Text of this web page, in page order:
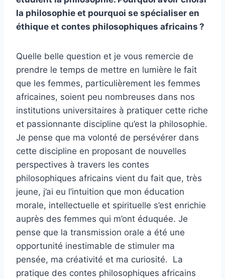
la philosophie et pourquoi se spécialiser en
éthique et contes philosophiques africains ?
Quelle belle question et je vous remercie de
prendre le temps de mettre en lumière le fait
que les femmes, particulièrement les femmes
africaines, soient peu nombreuses dans nos
institutions universitaires à pratiquer cette riche
et passionnante discipline qu’est la philosophie.
Je pense que ma volonté de persévérer dans
cette discipline en proposant de nouvelles
perspectives à travers les contes
philosophiques africains vient du fait que, très
jeune, j’ai eu l’intuition que mon éducation
morale, intellectuelle et spirituelle s’est enrichie
auprès des femmes qui m’ont éduquée. Je
pense que la transmission orale a été une
opportunité inestimable de stimuler ma
pensée, ma créativité et ma curiosité. La
pratique des contes philosophiques africains